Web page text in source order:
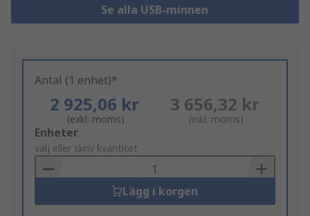
Se alla USB-minnen
Antal (1 enhet)*
2 925,06 kr
(exkl. moms)
3 656,32 kr
(inkl. moms)
Add
to
Basket
Enheter
välj eller skriv kvantitet
Lägg i korgen